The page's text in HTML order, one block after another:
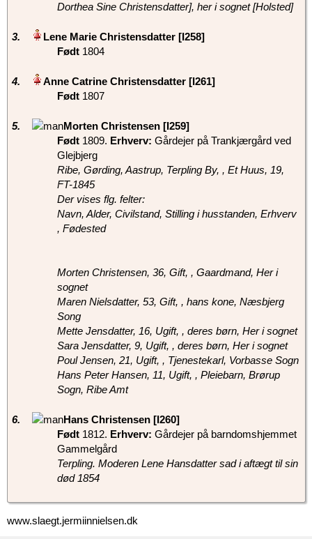
Dorthea Sine Christensdatter], her i sognet [Holsted]
3.
‎Lene Marie Christensdatter‏‎ [I258]‎
Født ‎1804‎
4.
‎Anne Catrine Christensdatter‏‎ [I261]‎
Født ‎1807‎
5.
‎Morten Christensen‏‎ [I259]‎
Født ‎1809‎. Erhverv: Gårdejer på Trankjærgård ved
Glejbjerg
Ribe, Gørding, Aastrup, Terpling By, , Et Huus, 19,
FT-1845
Der vises flg. felter:
Navn, Alder, Civilstand, Stilling i husstanden, Erhverv
, Fødested
Morten Christensen, 36, Gift, , Gaardmand, Her i
sognet
Maren Nielsdatter, 53, Gift, , hans kone, Næsbjerg
Song
Mette Jensdatter, 16, Ugift, , deres børn, Her i sognet
Sara Jensdatter, 9, Ugift, , deres børn, Her i sognet
Poul Jensen, 21, Ugift, , Tjenestekarl, Vorbasse Sogn
Hans Peter Hansen, 11, Ugift, , Pleiebarn, Brørup
Sogn, Ribe Amt
6.
‎Hans Christensen‏‎ [I260]‎
Født ‎1812‎. Erhverv: Gårdejer på barndomshjemmet
Gammelgård
Terpling. Moderen Lene Hansdatter sad i aftægt til sin
død 1854
www.slaegt.jermiinnielsen.dk